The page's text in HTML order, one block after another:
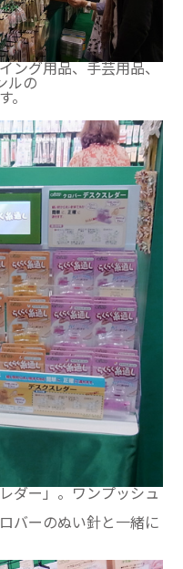
ング用品、手芸用品、
ルの
。
ダー」。ワンプッシュ
バーのぬい針と一緒に